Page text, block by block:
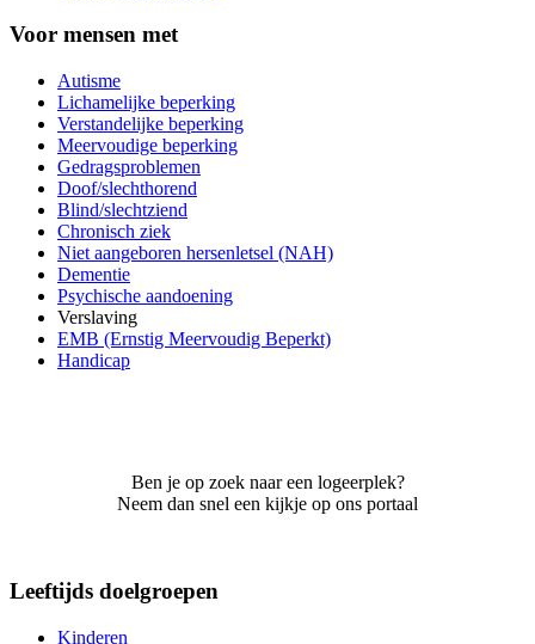
Voor mensen met
Autisme
Lichamelijke beperking
Verstandelijke beperking
Meervoudige beperking
Gedragsproblemen
Doof/slechthorend
Blind/slechtziend
Chronisch ziek
Niet aangeboren hersenletsel (NAH)
Dementie
Psychische aandoening
Verslaving
EMB (Ernstig Meervoudig Beperkt)
Handicap
Ben je op zoek naar een logeerplek?
Neem dan snel een kijkje op ons portaal
Leeftijds doelgroepen
Kinderen